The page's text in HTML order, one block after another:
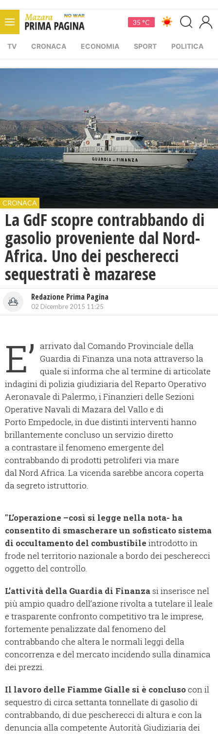
35 °C
TV CRONACA ECONOMIA SPORT POLITICA
CRONACA
La GdF scopre contrabbando di
gasolio proveniente dal Nord-
Africa. Uno dei pescherecci
sequestrati è mazarese
Redazione Prima Pagina
02 Dicembre 2015 11:25
E’ arrivato dal Comando Provinciale della
Guardia di Finanza una nota attraverso la
quale si informa che al termine di articolate
indagini di polizia giudiziaria del Reparto Operativo
Aeronavale di Palermo, i Finanzieri delle Sezioni
Operative Navali di Mazara del Vallo e di
Porto Empedocle, in due distinti interventi hanno
brillantemente concluso un servizio diretto
a contrastare il fenomeno emergente del
contrabbando di prodotti petroliferi via mare
dal Nord Africa. La vicenda sarebbe ancora coperta
da segreto istruttorio.
"L’operazione –così si legge nella nota- ha
consentito di smascherare un sofisticato sistema
di occultamento del combustibile introdotto in
frode nel territorio nazionale a bordo dei pescherecci
oggetto del controllo.
L’attività della Guardia di Finanzasi inserisce nel
più ampio quadro dell’azione rivolta a tutelare il leale
e trasparente confronto competitivo tra le imprese,
fortemente penalizzate dal fenomeno del
contrabbando che altera le normali leggi della
concorrenza e delmercato incidendo sulla dinamica
dei prezzi.
Il lavoro delle Fiamme Gialle si è conclusocon il
sequestro di circa settanta tonnellate digasolio di
contrabbando, di due pescherecci di altura e con la
denuncia alla competente Autorità Giudiziaria dei